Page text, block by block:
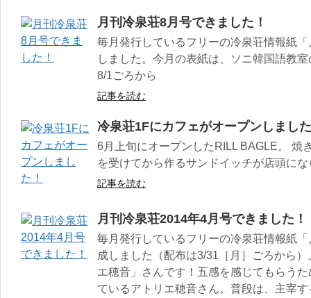
月刊冷泉荘8月号できました！
毎月発行しているフリーの冷泉荘情報紙
しました。今月の表紙は、ソニ韓国語教
8/1ごろから
記事を読む
冷泉荘1Fにカフェがオープンしまし
6月上旬にオープンしたRILL BAGLE。 焼
を受けてから作るサンドイッチが店頭に
記事を読む
月刊冷泉荘2014年4月号できました！
毎月発行しているフリーの冷泉荘情報紙
成しました（配布は3/31［月］ごろから
エ穂音」さんです！五感を感じてもらう
ているアトリエ穂音さん。普段は、主宰